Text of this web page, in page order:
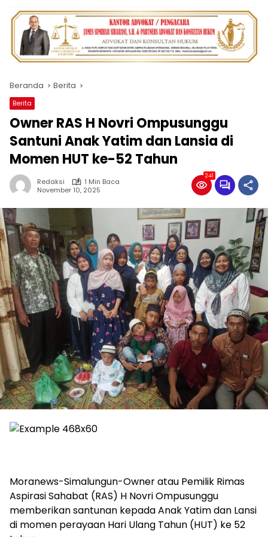
Beranda Berita
Berita
Owner RAS H Novri Ompusunggu
Santuni Anak Yatim dan Lansia di
Momen HUT ke-52 Tahun
Redaksi
1 Min Baca
November 10, 2025
241
Moranews-Simalungun-Owner atau Pemilik Rimas
Aspirasi Sahabat (RAS) H Novri Ompusunggu
memberikan santunan kepada Anak Yatim dan Lansi
di momen perayaan Hari Ulang Tahun (HUT) ke 52